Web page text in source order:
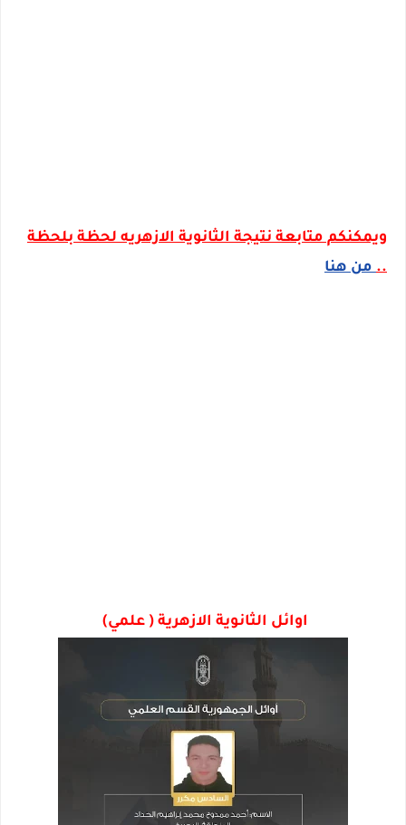
ويمكنكم متابعة نتيجة الثانوية الازهريه لحظة بلحظة
..من هنا
اوائل الثانوية الازهرية ( علمي)